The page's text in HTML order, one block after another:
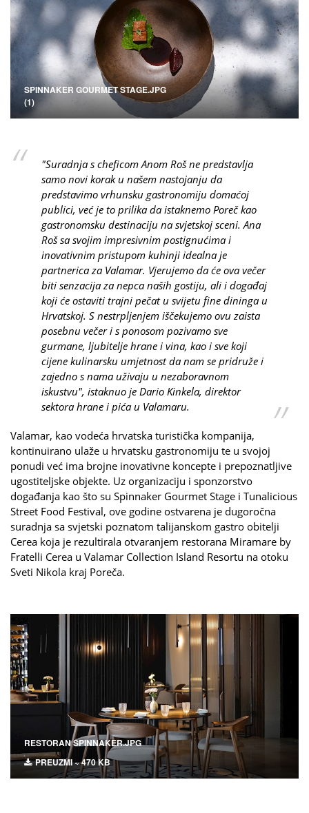
SPINNAKER GOURMET STAGE.JPG
(1)
"Suradnja s cheficom Anom Roš ne predstavlja
samo novi korak u našem nastojanju da
predstavimo vrhunsku gastronomiju domaćoj
publici, već je to prilika da istaknemo Poreč kao
gastronomsku destinaciju na svjetskoj sceni. Ana
Roš sa svojim impresivnim postignućima i
inovativnim pristupom kuhinji idealna je
partnerica za Valamar. Vjerujemo da će ova večer
biti senzacija za nepca naših gostiju, ali i događaj
koji će ostaviti trajni pečat u svijetu fine dininga u
Hrvatskoj. S nestrpljenjem iščekujemo ovu zaista
posebnu večer i s ponosom pozivamo sve
gurmane, ljubitelje hrane i vina, kao i sve koji
cijene kulinarsku umjetnost da nam se pridruže i
zajedno s nama uživaju u nezaboravnom
iskustvu", istaknuo je Dario Kinkela, direktor
sektora hrane i pića u Valamaru.
Valamar, kao vodeća hrvatska turistička kompanija,
kontinuirano ulaže u hrvatsku gastronomiju te u svojoj
ponudi već ima brojne inovativne koncepte i prepoznatljive
ugostiteljske objekte. Uz organizaciju i sponzorstvo
događanja kao što su Spinnaker Gourmet Stage i Tunalicious
Street Food Festival, ove godine ostvarena je dugoročna
suradnja sa svjetski poznatom talijanskom gastro obitelji
Cerea koja je rezultirala otvaranjem restorana Miramare by
Fratelli Cerea u Valamar Collection Island Resortu na otoku
Sveti Nikola kraj Poreča.
RESTORAN SPINNAKER.JPG
PREUZMI ~ 470 KB